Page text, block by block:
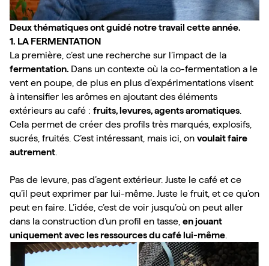
Deux thématiques ont guidé notre travail cette année.
1. LA FERMENTATION
fermentation. Dans un contexte où la co-fermentation a le
vent en poupe, de plus en plus d’expérimentations visent
à intensifier les arômes en ajoutant des éléments
extérieurs au café : fruits, levures, agents aromatiques.
Cela permet de créer des profils très marqués, explosifs,
sucrés, fruités. C’est intéressant, mais ici, on voulait faire
autrement.
Pas de levure, pas d’agent extérieur. Juste le café et ce
qu’il peut exprimer par lui-même. Juste le fruit, et ce qu’on
peut en faire. L’idée, c’est de voir jusqu’où on peut aller
dans la construction d’un profil en tasse, en jouant
uniquement avec les ressources du café lui-même.